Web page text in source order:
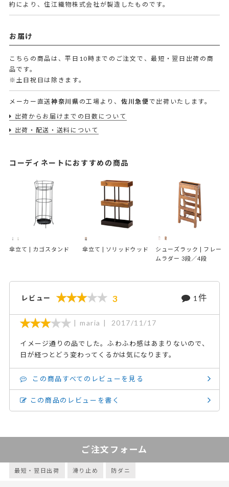
約により、住江織物株式会社が製造したものです。
お届け
こちらの商品は、平日10時までのご注文で、最短・翌日出荷の商
品です。
※土日祝日は除きます。
メーカー直送神奈川県 の工場より、 佐川急便で出荷いたします。
出荷からお届けまでの日数について
出荷・配送・送料について
コーディネートにおすすめの商品
傘立て | カゴスタンド 傘立て | ソリッドウッド
シューズラック | フレー
ムラダー 3段／4段
レビュー 3 1 件
maria 2017/11/17
イメージ通りの品でした。ふわふわ感はあまりないので、
日が経つとどう変わってくるかは気になります。
この商品すべてのレビューを見る
この商品のレビューを書く
ご注文フォーム
最短・翌日出荷 滑り止め 防ダニ